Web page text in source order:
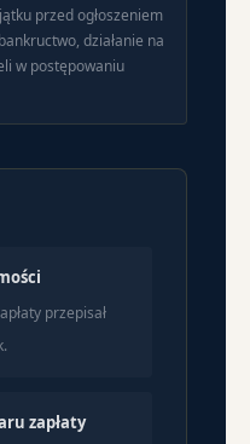
przed ogłoszeniem
działanie na
w postępowaniu
przepisał
zapłaty